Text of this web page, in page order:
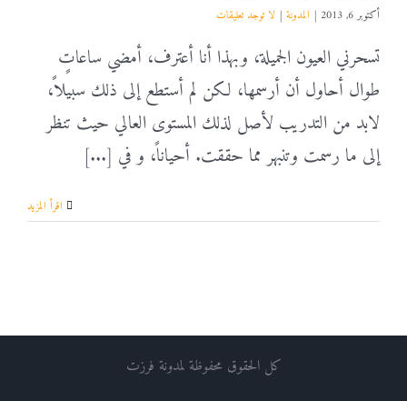
أكتوبر 6, 2013 | المدونة | لا توجد تعليقات
تسحرني العيون الجميلة، وبهذا أنا أعترف، أمضي ساعاتٍ
طوال أحاول أن أرسمها، لكن لم أستطع إلى ذلك سبيلاً،
لابد من التدريب لأصل لذلك المستوى العالي حيث تنظر
إلى ما رسمت وتنبهر مما حققت. أحياناً، و في [...]
كل الحقوق محفوظة لمدونة فرزت